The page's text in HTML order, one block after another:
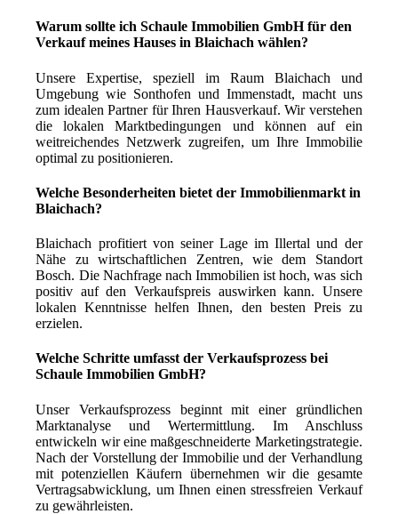
Warum sollte ich Schaule Immobilien GmbH für den
Verkauf meines Hauses in Blaichach wählen?
Unsere Expertise, speziell im Raum Blaichach und
Umgebung wie Sonthofen und Immenstadt, macht uns
zum idealen Partner für Ihren Hausverkauf. Wir verstehen
die lokalen Marktbedingungen und können auf ein
weitreichendes Netzwerk zugreifen, um Ihre Immobilie
optimal zu positionieren.
Welche Besonderheiten bietet der Immobilienmarkt in
Blaichach?
Blaichach profitiert von seiner Lage im Illertal und der
Nähe zu wirtschaftlichen Zentren, wie dem Standort
Bosch. Die Nachfrage nach Immobilien ist hoch, was sich
positiv auf den Verkaufspreis auswirken kann. Unsere
lokalen Kenntnisse helfen Ihnen, den besten Preis zu
erzielen.
Welche Schritte umfasst der Verkaufsprozess bei
Schaule Immobilien GmbH?
Unser Verkaufsprozess beginnt mit einer gründlichen
Marktanalyse und Wertermittlung. Im Anschluss
entwickeln wir eine maßgeschneiderte Marketingstrategie.
Nach der Vorstellung der Immobilie und der Verhandlung
mit potenziellen Käufern übernehmen wir die gesamte
Vertragsabwicklung, um Ihnen einen stressfreien Verkauf
zu gewährleisten.